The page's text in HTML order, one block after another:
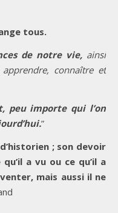
tous.
de notre vie, ainsi
connaître et
peu importe qui l’on
”
; son devoir
a vu ou ce qu’il a
mais aussi il ne